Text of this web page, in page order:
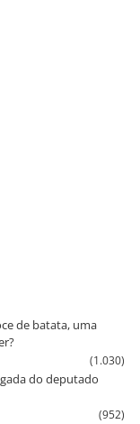
de batata, uma
(1.030)
do deputado
(952)